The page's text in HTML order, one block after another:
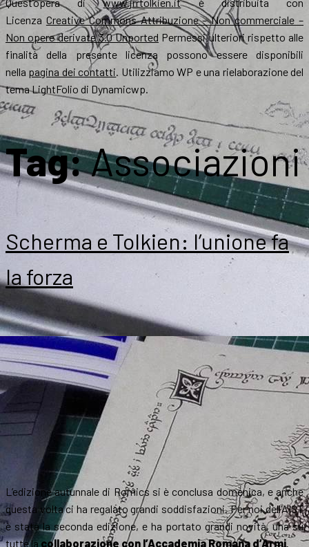
Quest’opera diwww.jrrtolkien.itè distribuita con
Licenza Creative Commons Attribuzione – Non commerciale –
Non opere derivate 3.0 Unported Permessi ulteriori rispetto alle
finalità della presente licenza possono essere disponibili
nella pagina dei contatti. Utilizziamo WP e una rielaborazione del
tema LightFolio di Dynamicwp.
Tag:Associazioni
Scherma e Tolkien: l’unione fa
la forza
L’edizione autunnale di Romics si è conclusa domenica, e anche
questa volta ci ha regalato grandi soddisfazioni. Per noi dell’AIST
è stata la seconda edizione, e ha portato grandi novità, una su
tutte la collaborazione con l’Accademia Romana d’Armi.